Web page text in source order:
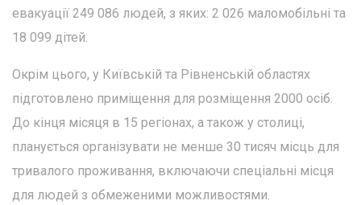
евакуації 249 086 людей, з яких: 2 026 маломобільні та
18 099 дітей.
Окрім цього, у Київській та Рівненській областях
підготовлено приміщення для розміщення 2000 осіб.
До кінця місяця в 15 регіонах, а також у столиці,
планується організувати не менше 30 тисяч місць для
тривалого проживання, включаючи спеціальні місця
для людей з обмеженими можливостями.